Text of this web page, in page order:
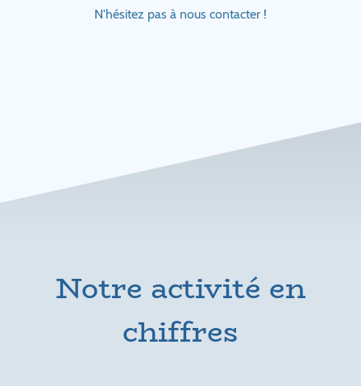
N'hésitez pas à nous contacter !
Notre activité en
chiffres